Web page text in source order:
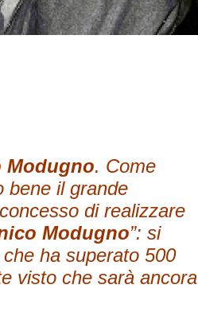
Modugno. Come
bene il grande
di realizzare
Modugno”: si
ha superato 500
visto che sarà ancora